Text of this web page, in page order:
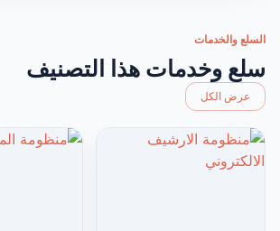
السلع والخدمات
سلع وخدمات هذا التصنيف
عرض الكل